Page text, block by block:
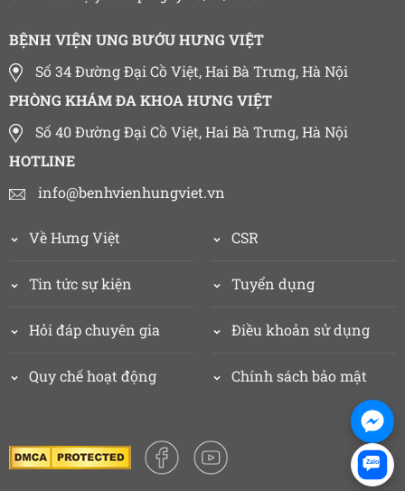
BỆNH VIỆN UNG BƯỚU HƯNG VIỆT
Số 34 Đường Đại Cồ Việt, Hai Bà Trưng, Hà Nội
PHÒNG KHÁM ĐA KHOA HƯNG VIỆT
Số 40 Đường Đại Cồ Việt, Hai Bà Trưng, Hà Nội
HOTLINE
info@benhvienhungviet.vn
Về Hưng Việt
Tin tức sự kiện
Hỏi đáp chuyên gia
Quy chế hoạt động
CSR
Tuyển dụng
Điều khoản sử dụng
Chính sách bảo mật
Zalo